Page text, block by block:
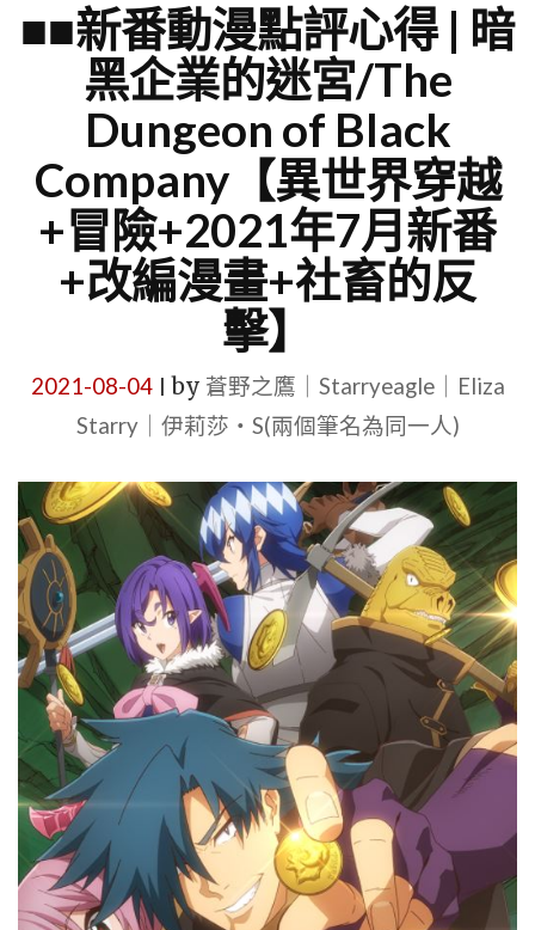
■■新番動漫點評心得 | 暗
黑企業的迷宮/The
Dungeon of Black
Company【異世界穿越
+冒險+2021年7月新番
+改編漫畫+社畜的反
擊】
2021-08-04| by 蒼野之鷹｜Starryeagle｜Eliza
Starry｜伊莉莎・S(兩個筆名為同一人)